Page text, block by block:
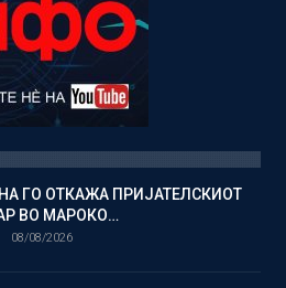
ГО ОТКАЖА ПРИЈАТЕЛСКИОТ
ВО МАРОКО…
08/08/2026